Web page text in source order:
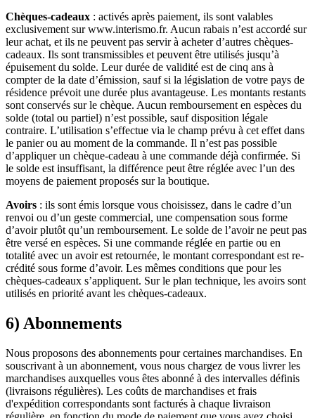
Chèques-cadeaux : activés après paiement, ils sont valables
exclusivement sur www.interismo.fr. Aucun rabais n’est accordé sur
leur achat, et ils ne peuvent pas servir à acheter d’autres chèques-
cadeaux. Ils sont transmissibles et peuvent être utilisés jusqu’à
épuisement du solde. Leur durée de validité est de cinq ans à
compter de la date d’émission, sauf si la législation de votre pays de
résidence prévoit une durée plus avantageuse. Les montants restants
sont conservés sur le chèque. Aucun remboursement en espèces du
solde (total ou partiel) n’est possible, sauf disposition légale
contraire. L’utilisation s’effectue via le champ prévu à cet effet dans
le panier ou au moment de la commande. Il n’est pas possible
d’appliquer un chèque-cadeau à une commande déjà confirmée. Si
le solde est insuffisant, la différence peut être réglée avec l’un des
moyens de paiement proposés sur la boutique.
Avoirs : ils sont émis lorsque vous choisissez, dans le cadre d’un
renvoi ou d’un geste commercial, une compensation sous forme
d’avoir plutôt qu’un remboursement. Le solde de l’avoir ne peut pas
être versé en espèces. Si une commande réglée en partie ou en
totalité avec un avoir est retournée, le montant correspondant est re-
crédité sous forme d’avoir. Les mêmes conditions que pour les
chèques-cadeaux s’appliquent. Sur le plan technique, les avoirs sont
utilisés en priorité avant les chèques-cadeaux.
6) Abonnements
Nous proposons des abonnements pour certaines marchandises. En
souscrivant à un abonnement, vous nous chargez de vous livrer les
marchandises auxquelles vous êtes abonné à des intervalles définis
(livraisons régulières). Les coûts de marchandises et frais
d'expédition correspondants sont facturés à chaque livraison